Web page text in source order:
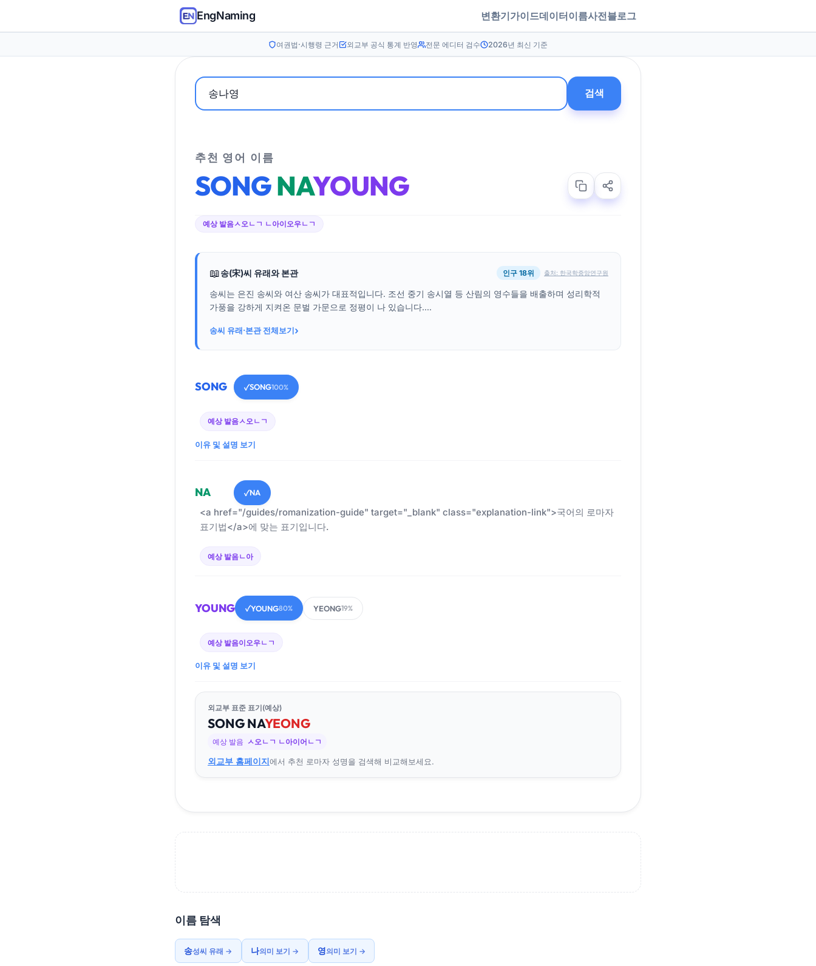
EngNaming 변환기가이드데이터이름사전블로그
여권법·시행령 근거 외교부 공식 통계 반영 전문 에디터 검수 2026년 최신 기준
검색
추천 영어 이름
SONGNAYOUNG
예상 발음ㅅ오ㄴㄱ ㄴ아이오우ㄴㄱ
📖송(宋)씨 유래와 본관 인구 18위 출처: 한국학중앙연구원
송씨는 은진 송씨와 여산 송씨가 대표적입니다. 조선 중기 송시열 등 산림의 영수들을 배출하며 성리학적
가풍을 강하게 지켜온 문벌 가문으로 정평이 나 있습니다....
송씨 유래·본관 전체보기›
SONG ✓SONG100%
예상 발음ㅅ오ㄴㄱ
이유 및 설명 보기
NA ✓NA
<a href="/guides/romanization-guide" target="_blank" class="explanation-link">국어의 로마자
표기법</a>에 맞는 표기입니다.
예상 발음ㄴ아
YOUNG ✓YOUNG80% YEONG19%
예상 발음이오우ㄴㄱ
이유 및 설명 보기
외교부 표준 표기(예상)
SONGNAYEONG
예상 발음 ㅅ오ㄴㄱ ㄴ아이어ㄴㄱ
외교부 홈페이지에서 추천 로마자 성명을 검색해 비교해보세요.
이름 탐색
송성씨 유래 → 나의미 보기 → 영의미 보기 →